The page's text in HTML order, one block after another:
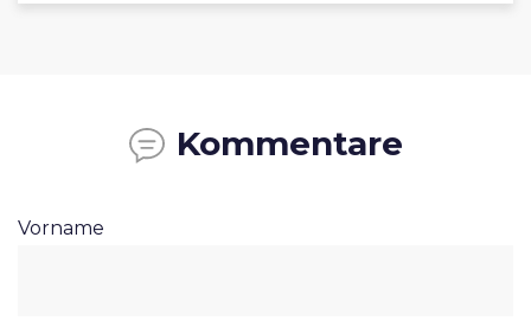
Kommentare
Vorname